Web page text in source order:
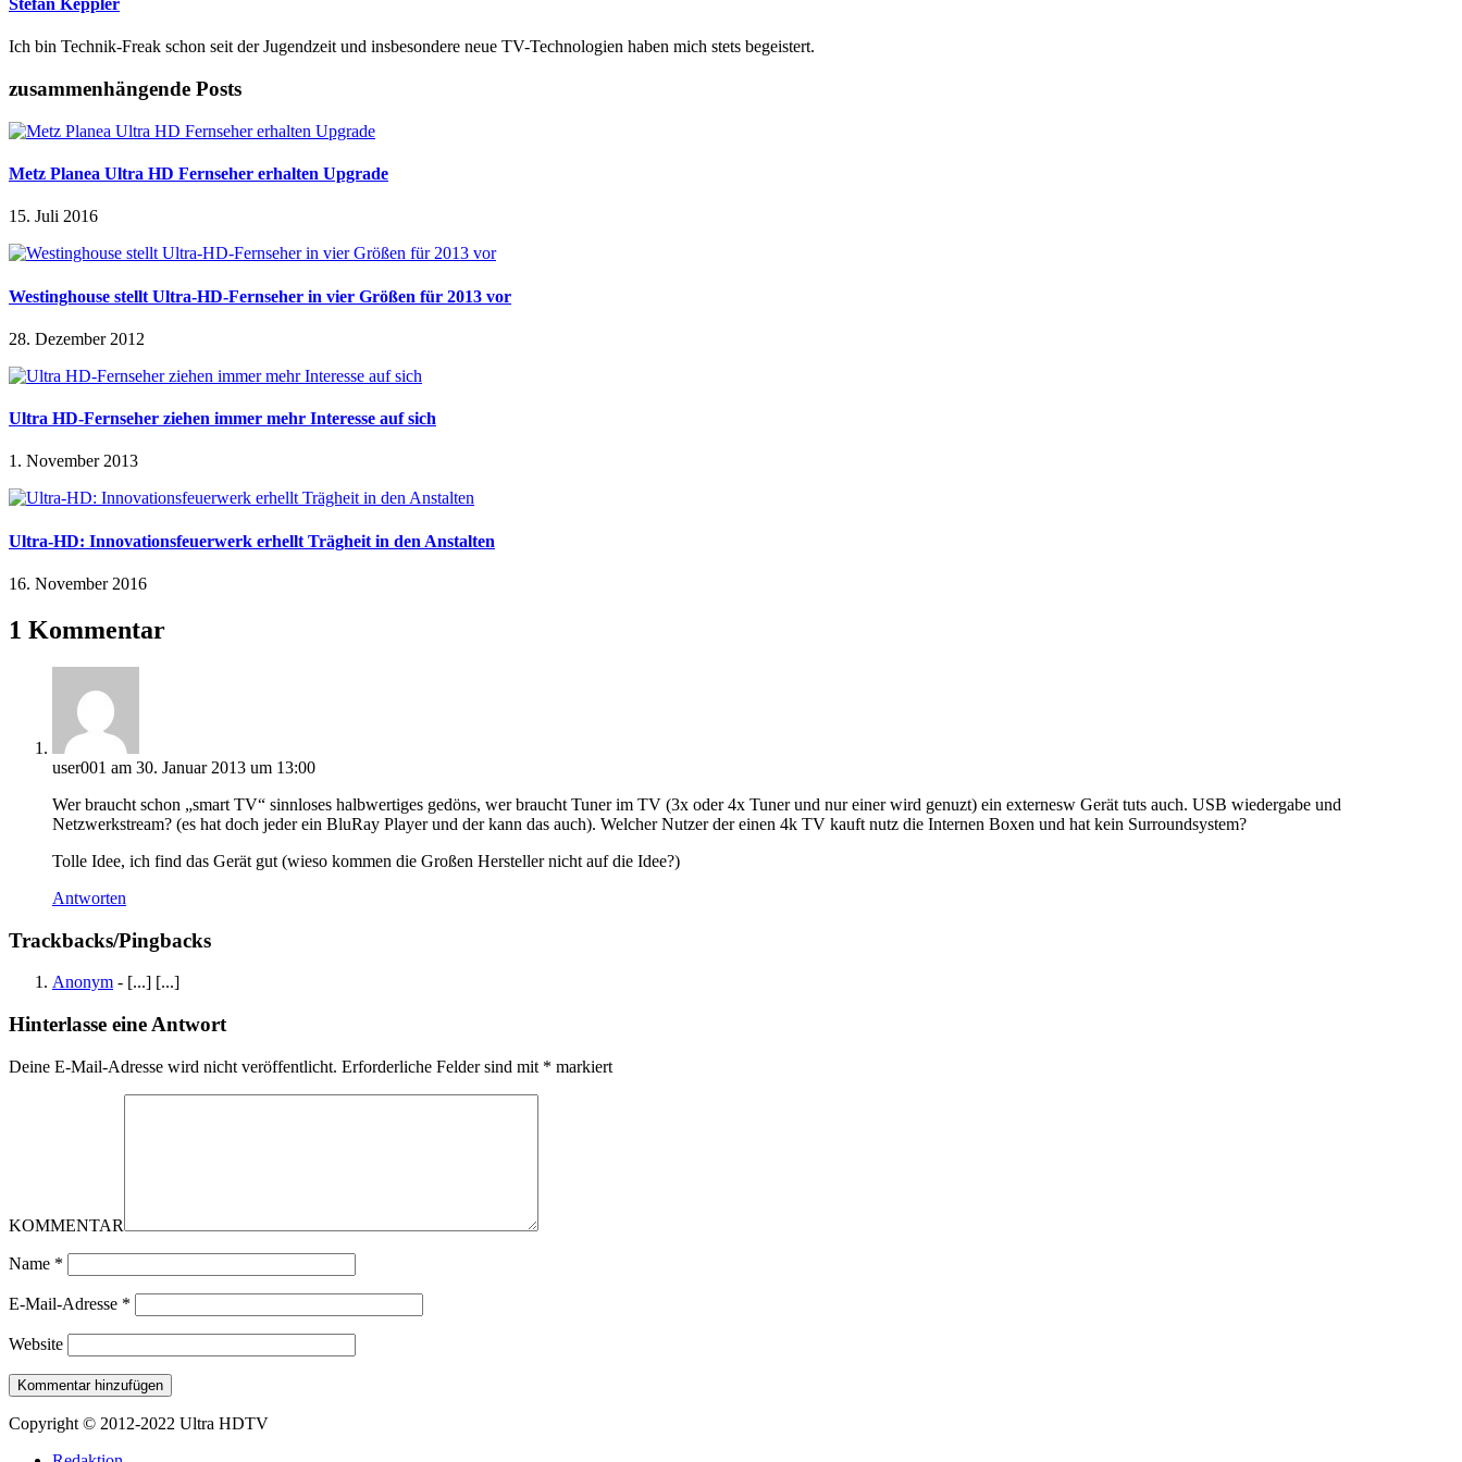
Stefan Keppler
Ich bin Technik-Freak schon seit der Jugendzeit und insbesondere neue TV-Technologien haben mich stets begeistert.
zusammenhängende Posts
Metz Planea Ultra HD Fernseher erhalten Upgrade
15. Juli 2016
Westinghouse stellt Ultra-HD-Fernseher in vier Größen für 2013 vor
28. Dezember 2012
Ultra HD-Fernseher ziehen immer mehr Interesse auf sich
1. November 2013
Ultra-HD: Innovationsfeuerwerk erhellt Trägheit in den Anstalten
16. November 2016
1 Kommentar
user001 am 30. Januar 2013 um 13:00
Wer braucht schon „smart TV“ sinnloses halbwertiges gedöns, wer braucht Tuner im TV (3x oder 4x Tuner und nur einer wird genuzt) ein externesw Gerät tuts auch. USB wiedergabe und
Netzwerkstream? (es hat doch jeder ein BluRay Player und der kann das auch). Welcher Nutzer der einen 4k TV kauft nutz die Internen Boxen und hat kein Surroundsystem?
Tolle Idee, ich find das Gerät gut (wieso kommen die Großen Hersteller nicht auf die Idee?)
Antworten
Trackbacks/Pingbacks
Anonym - [...] [...]
Hinterlasse eine Antwort
Deine E-Mail-Adresse wird nicht veröffentlicht. Erforderliche Felder sind mit * markiert
KOMMENTAR
Name *
E-Mail-Adresse *
Website
Copyright © 2012-2022 Ultra HDTV